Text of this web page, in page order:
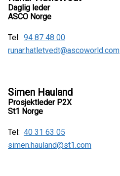
Daglig leder
ASCO Norge
Tel: 94 87 48 00
runar.hatletvedt@ascoworld.com
Simen Hauland
Prosjektleder P2X
St1 Norge
Tel: 40 31 63 05
simen.hauland@st1.com